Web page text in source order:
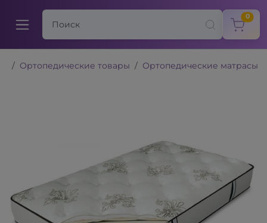
0
Ортопедические товары Ортопедические матрасы